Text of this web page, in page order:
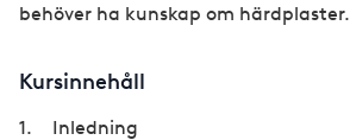
behöver ha kunskap om härdplaster.
Kursinnehåll
Inledning